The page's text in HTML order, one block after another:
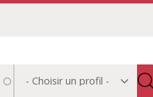
Choisir
profil